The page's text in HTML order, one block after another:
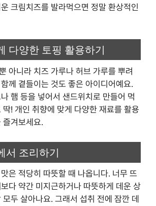
크림치즈를 발라먹으면 정말 환상적인
다양한 토핑 활용하기
아니라 치즈 가루나 허브 가루를 뿌려
께 곁들이는 것도 좋은 아이디어예요.
햄 등을 넣어서 샌드위치로 만들어 먹
! 개인 취향에 맞게 다양한 재료를 활용
즐겨보세요.
서 조리하기
은 적당히 따뜻할 때 나옵니다. 너무 뜨
다 약간 미지근하거나 따뜻하게 데운 상
두 살아나요. 그래서 섭취 전에 잠깐 데